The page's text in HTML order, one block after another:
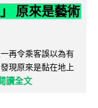
原來是藝術
再令乘客誤以為有
現原來是黏在地上
讀全文